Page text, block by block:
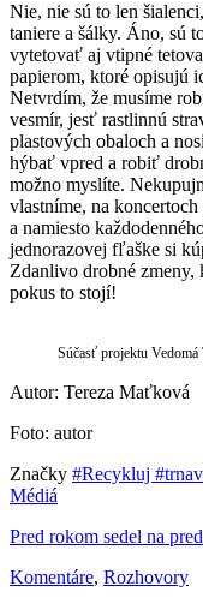
Nie, nie sú to len
taniere a šálky. Áno, sú
vytetovať aj vtipné
papierom, ktoré opisujú
Netvrdím, že musíme
vesmír, jesť rastlinnú
plastových obaloch a
hýbať vpred a robiť
možno myslíte.
vlastníme, na
a namiesto
jednorazovej fľaške si
Zdanlivo drobné zmeny,
pokus to stojí!
Súčasť projektu
Autor: Tereza Maťková
Foto: autor
Značky #Recykluj
Médiá
Pred rokom sedel na
Komentáre, Rozhovory